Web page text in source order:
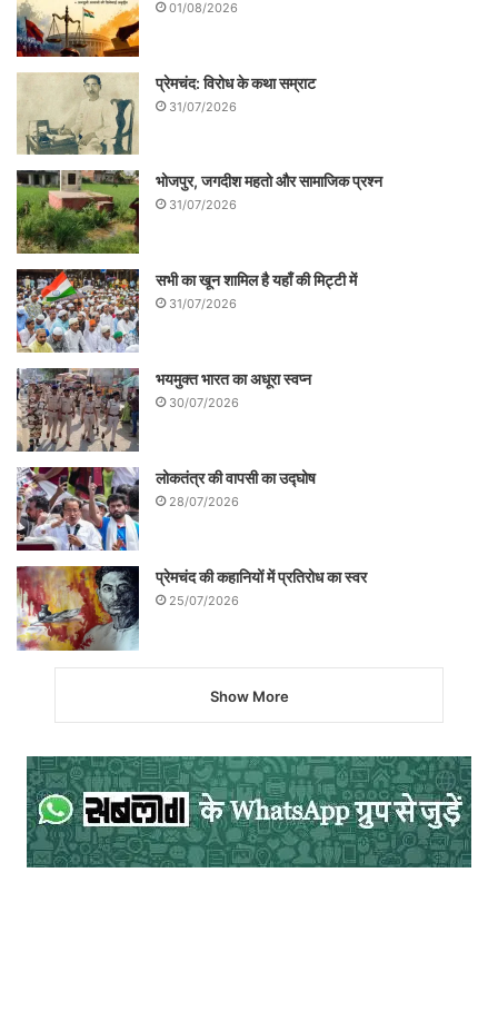
01/08/2026
प्रेमचंद: विरोध के कथा सम्राट
31/07/2026
भोजपुर, जगदीश महतो और सामाजिक प्रश्न
31/07/2026
सभी का खून शामिल है यहाँ की मिट्टी में
31/07/2026
भयमुक्त भारत का अधूरा स्वप्न
30/07/2026
लोकतंत्र की वापसी का उद्घोष
28/07/2026
प्रेमचंद की कहानियों में प्रतिरोध का स्वर
25/07/2026
Show More